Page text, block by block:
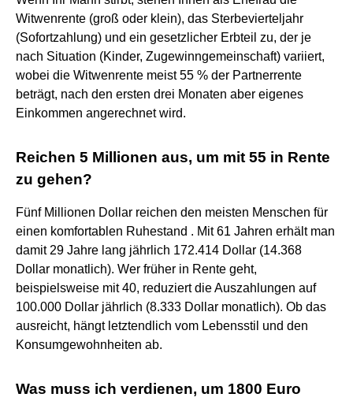
Witwenrente (groß oder klein), das Sterbevierteljahr
(Sofortzahlung) und ein gesetzlicher Erbteil zu, der je
nach Situation (Kinder, Zugewinngemeinschaft) variiert,
wobei die Witwenrente meist 55 % der Partnerrente
beträgt, nach den ersten drei Monaten aber eigenes
Einkommen angerechnet wird.
Reichen 5 Millionen aus, um mit 55 in Rente
zu gehen?
Fünf Millionen Dollar reichen den meisten Menschen für
einen komfortablen Ruhestand . Mit 61 Jahren erhält man
damit 29 Jahre lang jährlich 172.414 Dollar (14.368
Dollar monatlich). Wer früher in Rente geht,
beispielsweise mit 40, reduziert die Auszahlungen auf
100.000 Dollar jährlich (8.333 Dollar monatlich). Ob das
ausreicht, hängt letztendlich vom Lebensstil und den
Konsumgewohnheiten ab.
Was muss ich verdienen, um 1800 Euro